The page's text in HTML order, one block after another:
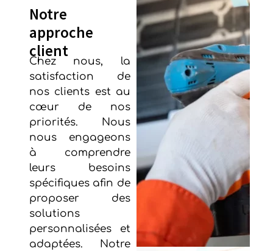
Notre
approche
client
Chez nous, la
satisfaction de
nos clients est au
cœur de nos
priorités. Nous
nous engageons
à comprendre
leurs besoins
spécifiques afin de
proposer des
solutions
personnalisées et
adaptées. Notre